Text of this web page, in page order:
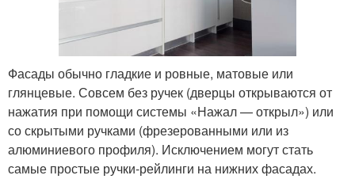
Фасады обычно гладкие и ровные, матовые или
глянцевые. Совсем без ручек (дверцы открываются от
нажатия при помощи системы «Нажал — открыл») или
со скрытыми ручками (фрезерованными или из
алюминиевого профиля). Исключением могут стать
самые простые ручки-рейлинги на нижних фасадах.